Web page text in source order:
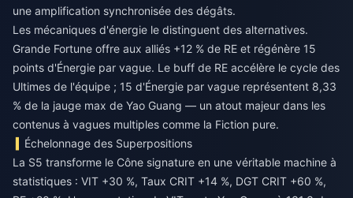
une amplification synchronisée des dégâts.
Les mécaniques d'énergie le distinguent des alternatives.
Grande Fortune offre aux alliés +12 % de RE et régénère 15
points d'Énergie par vague. Le buff de RE accélère le cycle des
Ultimes de l'équipe ; 15 d'Énergie par vague représentent 8,33
% de la jauge max de Yao Guang — un atout majeur dans les
contenus à vagues multiples comme la Fiction pure.
Échelonnage des Superpositions
La S5 transforme le Cône signature en une véritable machine à
statistiques : VIT +30 %, Taux CRIT +14 %, DGT CRIT +60 %,